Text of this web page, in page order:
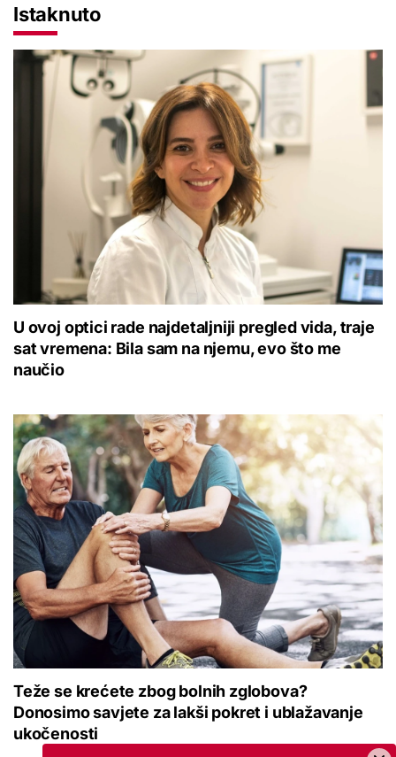
Istaknuto
U ovoj optici rade najdetaljniji pregled vida, traje
sat vremena: Bila sam na njemu, evo što me
naučio
Teže se krećete zbog bolnih zglobova?
Donosimo savjete za lakši pokret i ublažavanje
ukočenosti